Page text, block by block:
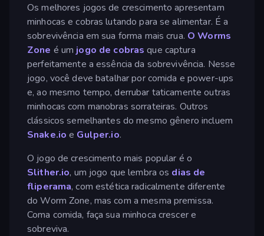
Os melhores jogos de crescimento apresentam
minhocas e cobras lutando para se alimentar. É a
sobrevivência em sua forma mais crua. O Worms
Zone é um jogo de cobras que captura
perfeitamente a essência da sobrevivência. Nesse
jogo, você deve batalhar por comida e power-ups
e, ao mesmo tempo, derrubar taticamente outras
minhocas com manobras sorrateiras. Outros
clássicos semelhantes do mesmo gênero incluem
Snake.ioe Gulper.io.
O jogo de crescimento mais popular é o
Slither.io, um jogo que lembra os dias de
fliperama, com estética radicalmente diferente
do Worm Zone, mas com a mesma premissa.
Coma comida, faça sua minhoca crescer e
sobreviva.